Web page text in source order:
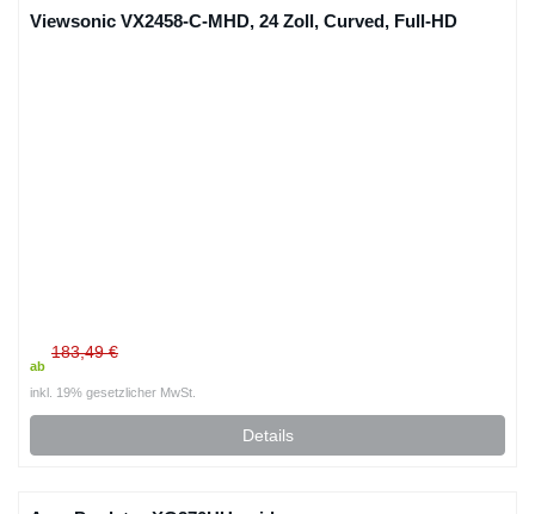
Viewsonic VX2458-C-MHD, 24 Zoll, Curved, Full-HD
ab
183,49 €
inkl. 19% gesetzlicher MwSt.
Details